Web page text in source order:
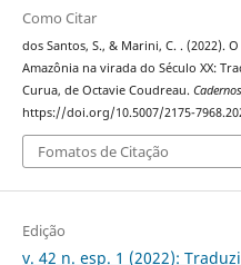
Como Citar
dos Santos, S., & Marini, C. . (2022).
Amazônia na virada do Século XX:
Curua, de Octavie Coudreau.
https://doi.org/10.5007/2175-
Fomatos de Citação
Edição
v. 42 n. esp. 1 (2022):